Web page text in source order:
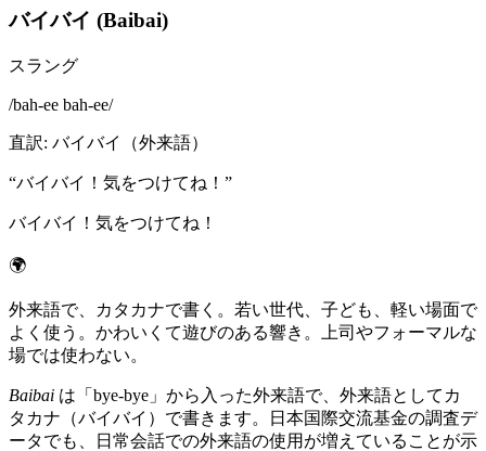
バイバイ (Baibai)
スラング
/bah-ee bah-ee/
直訳: バイバイ（外来語）
“バイバイ！気をつけてね！ ”
バイバイ！気をつけてね！
🌍
外来語で、カタカナで書く。若い世代、子ども、軽い場面で
よく使う。かわいくて遊びのある響き。上司やフォーマルな
場では使わない。
Baibai は「bye-bye」から入った外来語で、外来語としてカ
タカナ（バイバイ）で書きます。日本国際交流基金の調査デ
ータでも、日常会話での外来語の使用が増えていることが示